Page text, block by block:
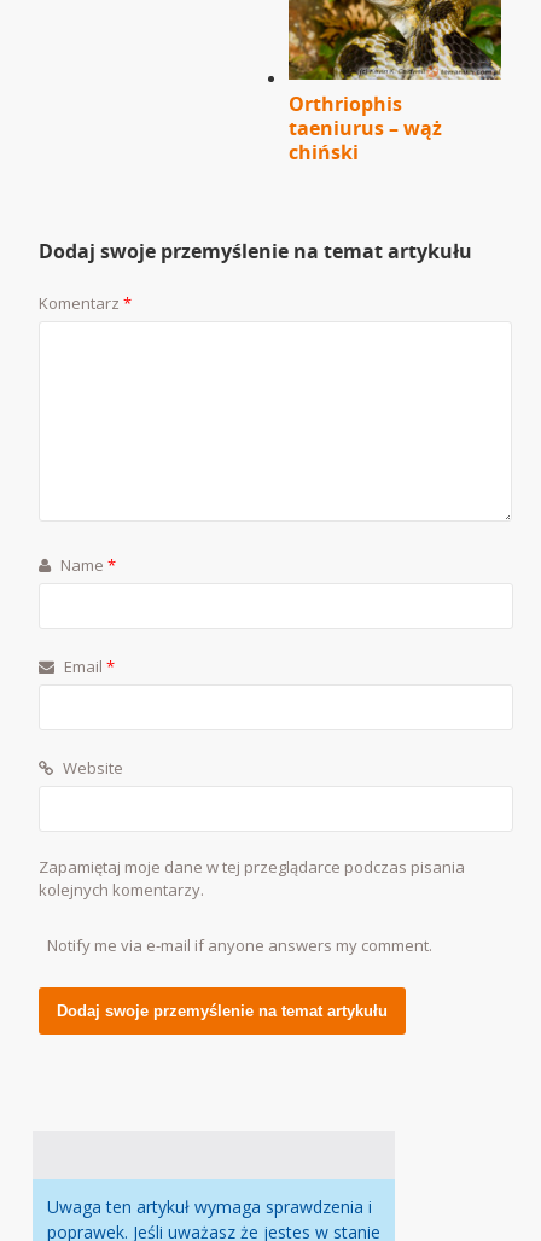
Orthriophis
taeniurus – wąż
chiński
Dodaj swoje przemyślenie na temat artykułu
Komentarz*
Name*
Email*
Website
Zapamiętaj moje dane w tej przeglądarce podczas pisania
kolejnych komentarzy.
Notify me via e-mail if anyone answers my comment.
Uwaga ten artykuł wymaga sprawdzenia i
poprawek. Jeśli uważasz że jestes w stanie